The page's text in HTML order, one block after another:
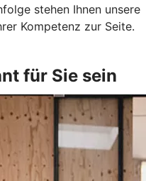
stehen Ihnen unsere
Kompetenz zur Seite.
für Sie sein